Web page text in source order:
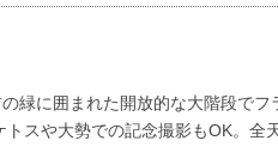
緑に囲まれた開放的な大階段でフ
スや大勢での記念撮影もOK。全